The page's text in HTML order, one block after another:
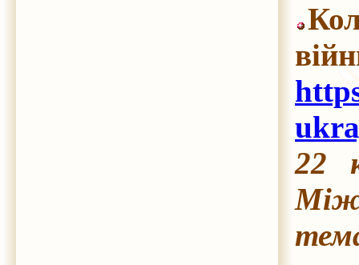
22